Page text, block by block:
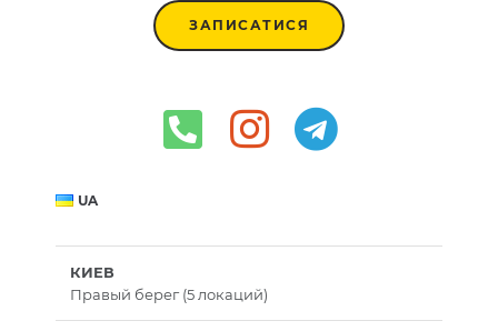
ЗАПИСАТИСЯ
UA
КИЕВ
Правый берег (5 локаций)